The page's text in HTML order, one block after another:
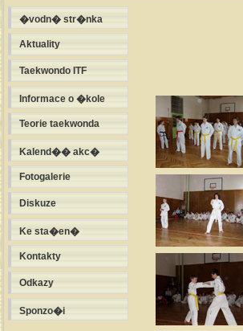
�vodn� str�nka
Aktuality
Taekwondo ITF
Informace o �kole
Teorie taekwonda
Kalend�� akc�
Fotogalerie
Diskuze
Ke sta�en�
Kontakty
Odkazy
Sponzo�i